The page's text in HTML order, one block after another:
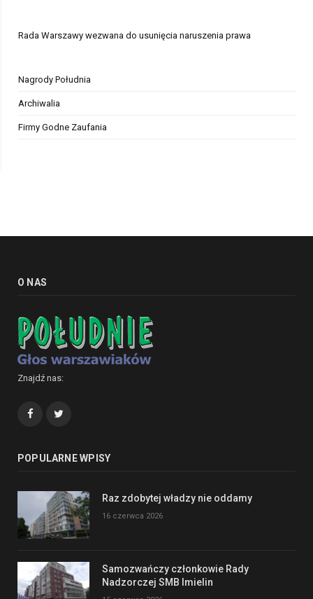
Rada Warszawy wezwana do usunięcia naruszenia prawa
Nagrody Południa
Archiwalia
Firmy Godne Zaufania
O NAS
Znajdź nas:
Facebook
POPULARNE WPISY
Raz zdobytej władzy nie oddamy
16 czerwca 2026
Samozwańczy członkowie Rady
Nadzorczej SMB Imielin